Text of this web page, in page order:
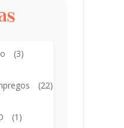
(3)
(22)
(1)